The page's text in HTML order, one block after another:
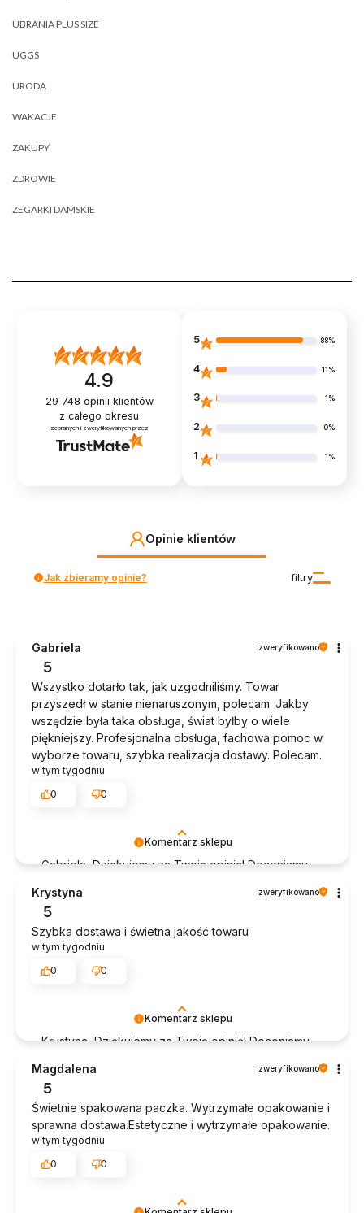
UBRANIA PLUS SIZE
UGGS
URODA
WAKACJE
ZAKUPY
ZDROWIE
ZEGARKI DAMSKIE
4.9
29 748 opinii klientów
z całego okresu
zebranych i zweryfikowanych przez
5 88%
4 11%
3 1%
2 0%
1 1%
Opinie klientów
filtry
Jak zbieramy opinie?
Komentarz sklepu
Gabriela, Dziękujemy za Twoją opinię! Doceniamy
doświadczeniem. Jesteśmy szczęśliwi, że mamy
takich klientów. Z pozdrowieniami, obsługa sklepu.
Gabriela zweryfikowano
5
Wszystko dotarło tak, jak uzgodniliśmy. Towar
przyszedł w stanie nienaruszonym, polecam. Jakby
wszędzie była taka obsługa, świat byłby o wiele
piękniejszy. Profesjonalna obsługa, fachowa pomoc w
wyborze towaru, szybka realizacja dostawy. Polecam.
w tym tygodniu
0
0
Komentarz sklepu
Krystyna, Dziękujemy za Twoją opinię! Doceniamy
doświadczeniem. Jesteśmy szczęśliwi, że mamy
takich klientów. Z pozdrowieniami, obsługa sklepu.
Krystyna zweryfikowano
5
Szybka dostawa i świetna jakość towaru
w tym tygodniu
0
0
Magdalena zweryfikowano
5
Świetnie spakowana paczka. Wytrzymałe opakowanie i
sprawna dostawa.Estetyczne i wytrzymałe opakowanie.
w tym tygodniu
0
0